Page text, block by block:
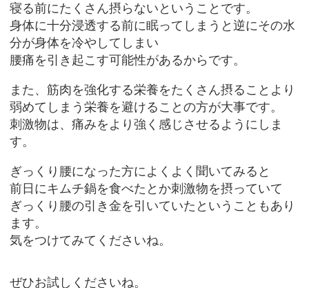
寝る前にたくさん摂らないということです。
身体に十分浸透する前に眠ってしまうと逆にその水
分が身体を冷やしてしまい
腰痛を引き起こす可能性があるからです。
また、筋肉を強化する栄養をたくさん摂ることより
弱めてしまう栄養を避けることの方が大事です。
刺激物は、痛みをより強く感じさせるようにしま
す。
ぎっくり腰になった方によくよく聞いてみると
前日にキムチ鍋を食べたとか刺激物を摂っていて
ぎっくり腰の引き金を引いていたということもあり
ます。
気をつけてみてくださいね。
ぜひお試しくださいね。